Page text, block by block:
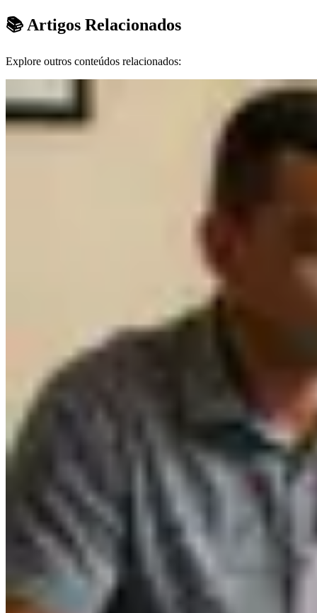
📚 Artigos Relacionados
Explore outros conteúdos relacionados: